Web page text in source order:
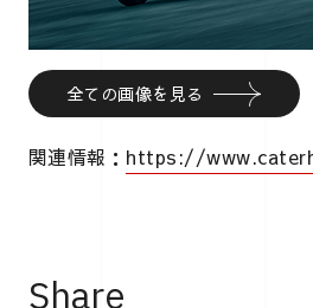
全ての画像を見る
関連情報： https://